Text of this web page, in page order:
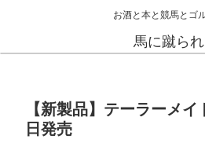
お酒と本と競馬とゴ
馬に蹴ら
【新製品】テーラーメ
日発売